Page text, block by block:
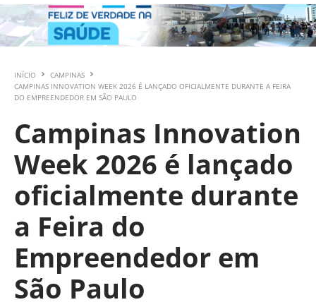
INÍCIO
CAMPINAS
CAMPINAS INNOVATION WEEK 2026 É LANÇADO OFICIALMENTE DURANTE A FEIRA
DO EMPREENDEDOR EM SÃO PAULO
Campinas Innovation
Week 2026 é lançado
oficialmente durante
a Feira do
Empreendedor em
São Paulo